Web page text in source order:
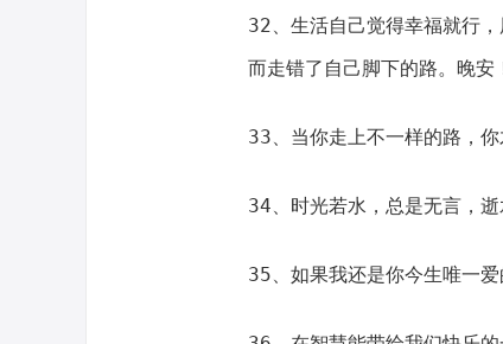
32、生活自己觉得幸福就行
而走错了自己脚下的路。晚安
33、当你走上不一样的路，
34、时光若水，总是无言，
35、如果我还是你今生唯一